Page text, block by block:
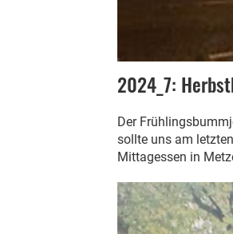
2024_7:
Der
sollte uns am
Mittagessen in